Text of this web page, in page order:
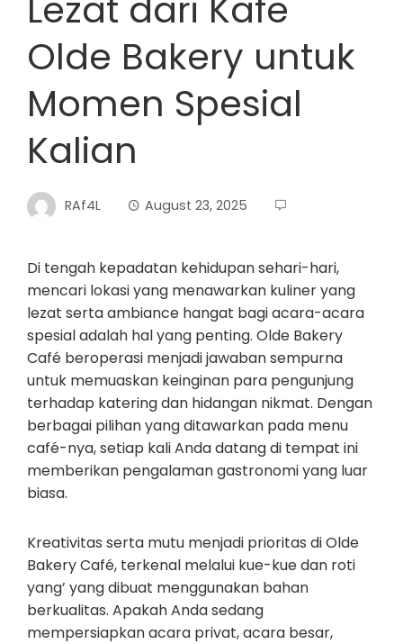
Olde Bakery untuk
Momen Spesial
Kalian
RAf4L August 23, 2025
Di tengah kepadatan kehidupan sehari-hari,
mencari lokasi yang menawarkan kuliner yang
lezat serta ambiance hangat bagi acara-acara
spesial adalah hal yang penting. Olde Bakery
Café beroperasi menjadi jawaban sempurna
untuk memuaskan keinginan para pengunjung
terhadap katering dan hidangan nikmat. Dengan
berbagai pilihan yang ditawarkan pada menu
café-nya, setiap kali Anda datang di tempat ini
memberikan pengalaman gastronomi yang luar
biasa.
Kreativitas serta mutu menjadi prioritas di Olde
Bakery Café, terkenal melalui kue-kue dan roti
yang’ yang dibuat menggunakan bahan
berkualitas. Apakah Anda sedang
mempersiapkan acara privat, acara besar,